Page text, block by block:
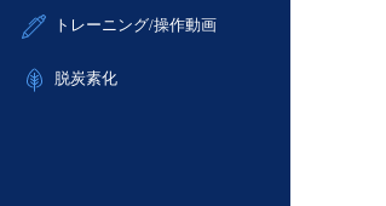
すべてのメニューを見る
- ユーザー機能の管理
- APIリファレンス
- ITインフラストラクチャー
定期メンテナンス
販売パートナー向けプログラム
トレーニング/操作動画
脱炭素化